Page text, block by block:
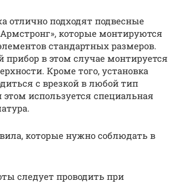
отлично подходят подвесные
которые монтируются
стандартных размеров.
прибор в этом случае монтируется
Кроме того, установка
с врезкой в любой тип
используется специальная
которые нужно соблюдать в
следует проводить при